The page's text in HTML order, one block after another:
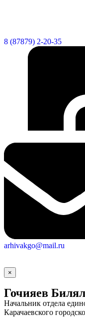
8 (87879) 2-20-35
arhivakgo@mail.ru
×
Гочияев
Начальник отдела
Карачаевского